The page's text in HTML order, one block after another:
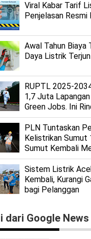
Viral Kabar Tarif
Penjelasan Resmi
Awal Tahun Biaya
Daya Listrik
RUPTL 2025-
1,7 Juta
Green Jobs. Ini
PLN Tuntaskan
Kelistrikan Sumut
Sumut Kembali
Sistem Listrik
Kembali, Kurangi
bagi Pelanggan
dari Google News